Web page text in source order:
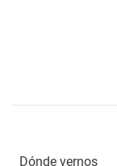
Dónde vernos